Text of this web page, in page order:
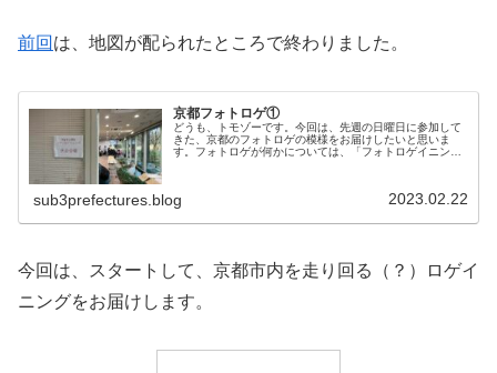
前回 は、地図が配られたところで終わりました。
京都フォトロゲ①
どうも、トモゾーです。今回は、先週の日曜日に参加して
きた、京都のフォトロゲの模様をお届けしたいと思いま
す。フォトロゲが何かについては、「フォトロゲイニン
sub3prefectures.blog 2023.02.22
今回は、スタートして、京都市内を走り回る（？）ロゲイ
ニングをお届けします。